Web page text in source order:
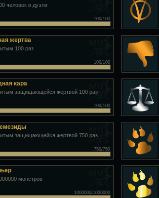
человек в дуэли
100/100
жертва
100 раз
100/100
кара
защищающейся жертвой 100 раз
100/100
защищающейся жертвой 750 раз
750/750
монстров
1000000/1000000